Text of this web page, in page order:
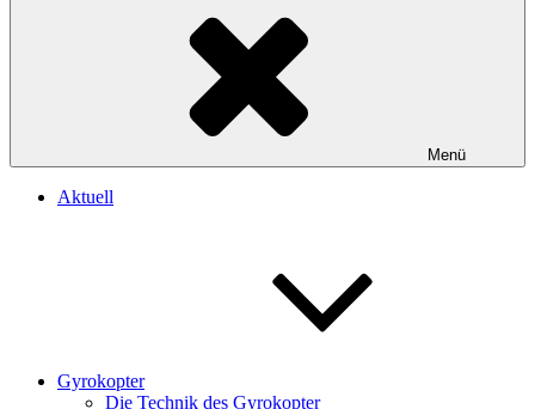
Menü
Aktuell
Gyrokopter
Die Technik des Gyrokopter